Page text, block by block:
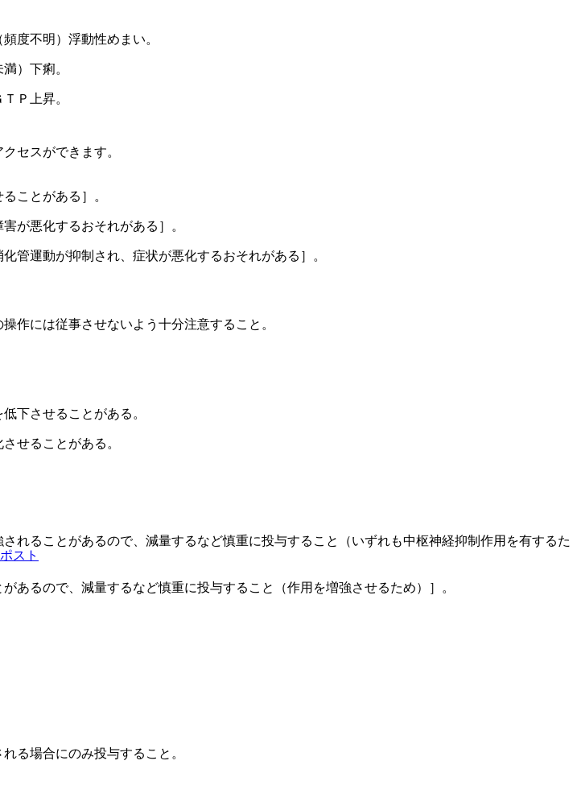
度不明）浮動性めまい。
）下痢。
Ｐ上昇。
ことがある］。
が悪化するおそれがある］。
管運動が抑制され、症状が悪化するおそれがある］。
作には従事させないよう十分注意すること。
下させることがある。
せることがある。
ることがあるので、減量するなど慎重に投与すること（いずれも中枢神経抑制作用を有するた
るので、減量するなど慎重に投与すること（作用を増強させるため）］。
る場合にのみ投与すること。
セスができます。
ポスト